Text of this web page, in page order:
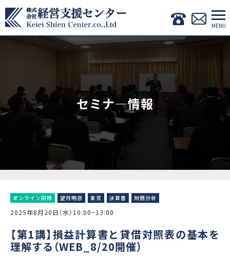
セミナ―情報
オンライン研修 望月明彦 東京 決算書 財務分析
2025年8月20日（水）10:00~13:00
【第1講】損益計算書と貸借対照表の基本を
理解する（WEB_8/20開催）